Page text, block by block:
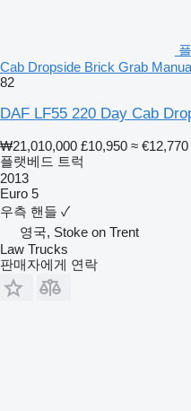
Cab Dropside Brick Grab
82
DAF LF55 220 Day Cab
₩21,010,000 £10,950 ≈ €12,770
플랫베드 트럭
2013
Euro 5
우측 핸들 ✓
영국, Stoke on Trent
Law Trucks
판매자에게 연락